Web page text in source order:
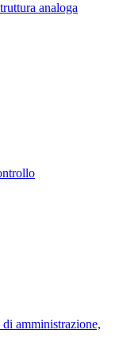
analoga
amministrazione,